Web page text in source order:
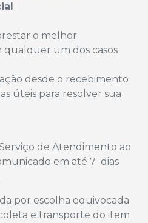
o melhor
um dos casos
desde o recebimento
úteis para resolver sua
de Atendimento ao
em até 7 dias
por escolha equivocada
e transporte do item